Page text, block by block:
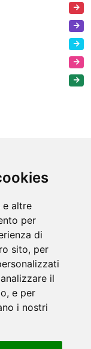
e altre
per
di
sito, per
il
e per
i nostri